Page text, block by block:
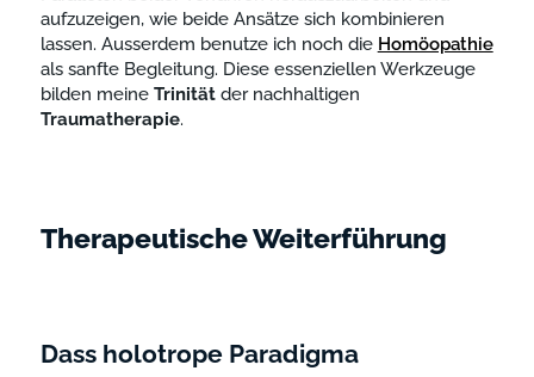
aufzuzeigen, wie beide Ansätze sich kombinieren
lassen. Ausserdem benutze ich noch die Homöopathie
als sanfte Begleitung. Diese essenziellen Werkzeuge
bilden meine Trinitätder nachhaltigen
Traumatherapie.
Therapeutische Weiterführung
Dass holotrope Paradigma